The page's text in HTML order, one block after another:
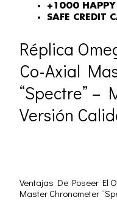
+1000 HAPPY
SAFE CREDIT
Réplica
Co-Axial
“spectre” –
Versión
Ventajas De Poseer El
Master Chronometer